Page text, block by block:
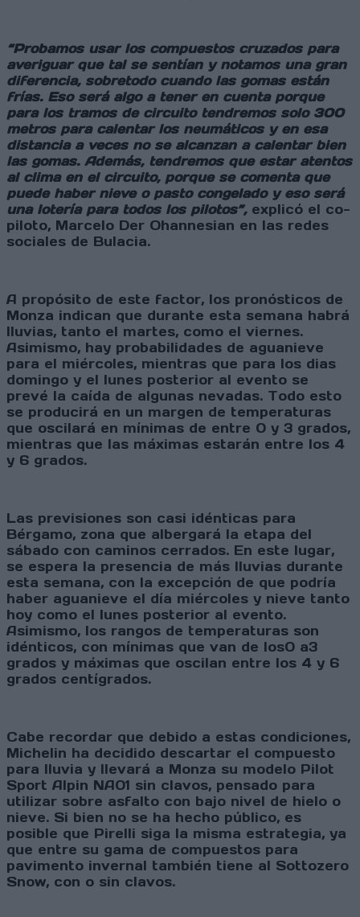
“Probamos usar los compuestos cruzados para
averiguar que tal se sentían y notamos una gran
diferencia, sobretodo cuando las gomas están
frías. Eso será algo a tener en cuenta porque
para los tramos de circuito tendremos solo 300
metros para calentar los neumáticos y en esa
distancia a veces no se alcanzan a calentar bien
las gomas. Además, tendremos que estar atentos
al clima en el circuito, porque se comenta que
puede haber nieve o pasto congelado y eso será
una lotería para todos los pilotos”, explicó el co-
piloto, Marcelo Der Ohannesian en las redes
sociales de Bulacia.
A propósito de este factor, los pronósticos de
Monza indican que durante esta semana habrá
lluvias, tanto el martes, como el viernes.
Asimismo, hay probabilidades de aguanieve
para el miércoles, mientras que para los dias
domingo y el lunes posterior al evento se
prevé la caída de algunas nevadas. Todo esto
se producirá en un margen de temperaturas
que oscilará en mínimas de entre 0 y 3 grados,
mientras que las máximas estarán entre los 4
y 6 grados.
Las previsiones son casi idénticas para
Bérgamo, zona que albergará la etapa del
sábado con caminos cerrados. En este lugar,
se espera la presencia de más lluvias durante
esta semana, con la excepción de que podría
haber aguanieve el día miércoles y nieve tanto
hoy como el lunes posterior al evento.
Asimismo, los rangos de temperaturas son
idénticos, con mínimas que van de los0 a3
grados y máximas que oscilan entre los 4 y 6
grados centígrados.
Cabe recordar que debido a estas condiciones,
Michelin ha decidido descartar el compuesto
para lluvia y llevará a Monza su modelo Pilot
Sport Alpin NA01 sin clavos, pensado para
utilizar sobre asfalto con bajo nivel de hielo o
nieve. Si bien no se ha hecho público, es
posible que Pirelli siga la misma estrategia, ya
que entre su gama de compuestos para
pavimento invernal también tiene al Sottozero
Snow, con o sin clavos.